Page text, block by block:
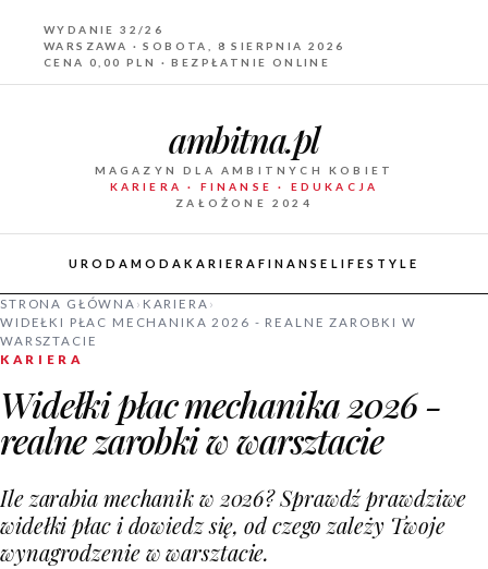
WYDANIE 32/26
WARSZAWA · SOBOTA, 8 SIERPNIA 2026
CENA 0,00 PLN · BEZPŁATNIE ONLINE
ambitna.pl
MAGAZYN DLA AMBITNYCH KOBIET
KARIERA · FINANSE · EDUKACJA
ZAŁOŻONE 2024
URODAMODAKARIERA FINANSE LIFESTYLE
STRONA GŁÓWNA › KARIERA ›
WIDEŁKI PŁAC MECHANIKA 2026 - REALNE ZAROBKI W
WARSZTACIE
KARIERA
Widełki płac mechanika 2026 -
realne zarobki w warsztacie
Ile zarabia mechanik w 2026? Sprawdź prawdziwe
widełki płac i dowiedz się, od czego zależy Twoje
wynagrodzenie w warsztacie.